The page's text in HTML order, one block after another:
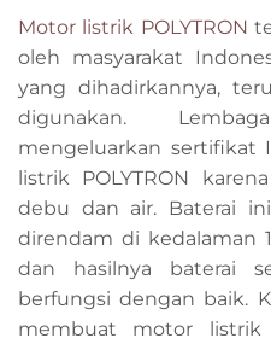
Motor listrik POLYTRON
oleh masyarakat
yang dihadirkannya,
digunakan.
mengeluarkan sertifikat
listrik POLYTRON
debu dan air. Baterai
direndam di kedalaman
dan hasilnya baterai
berfungsi dengan baik.
membuat motor listrik